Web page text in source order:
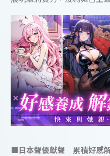
■日本聲優獻聲 累積好感